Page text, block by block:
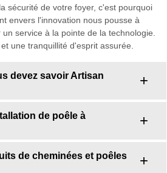
sécurité de votre foyer, c'est pourquoi
envers l'innovation nous pousse à
service à la pointe de la technologie.
une tranquillité d'esprit assurée.
devez savoir Artisan
de poêle à
de cheminées et poêles